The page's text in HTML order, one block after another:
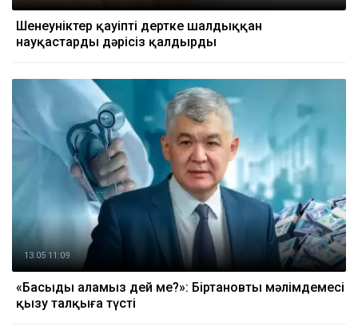
Шенеуніктер қауіпті дертке шалдыққан
науқастарды дәрісіз қалдырды
13.05 11:09
«Басыңды аламыз дей ме?»: Біртановтың мәлімдемесі
қызу талқыға түсті